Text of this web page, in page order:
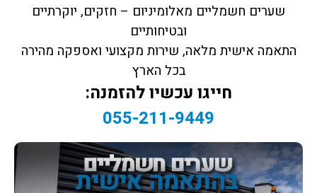
שערים חשמליים מאלומיניום – חזקים, יוקרתיים
ובטיחותיים
התאמה אישית מלאה, שירות מקצועי ואספקה מהירה
בכל הארץ
חייגו עכשיו להזמנה:
055-211-9449